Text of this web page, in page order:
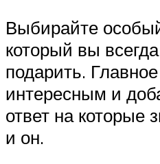
Выбирайте
который вы
подарить.
интересным и
ответ на которые
и он.